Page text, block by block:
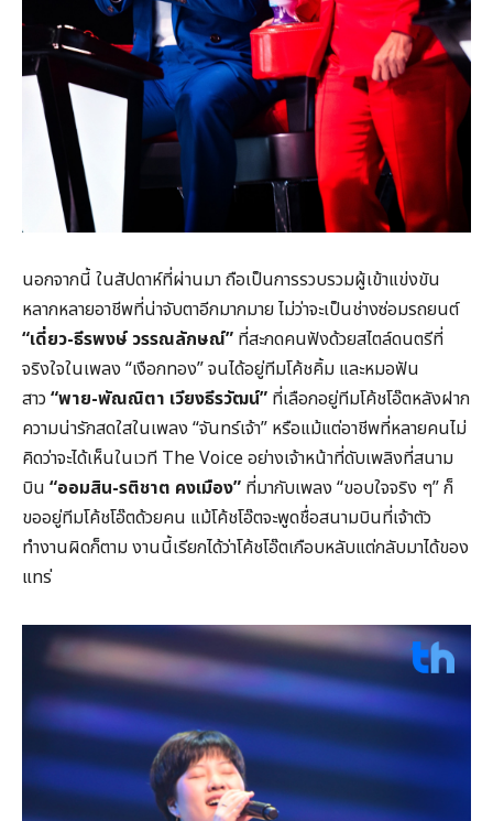
นอกจากนี้ ในสัปดาห์ที่ผ่านมา ถือเป็นการรวบรวมผู้เข้าแข่งขัน
หลากหลายอาชีพที่น่าจับตาอีกมากมาย ไม่ว่าจะเป็นช่างซ่อมรถยนต์
“เดี่ยว-ธีรพงษ์ วรรณลักษณ์” ที่สะกดคนฟังด้วยสไตล์ดนตรีที่
จริงใจในเพลง “เงือกทอง” จนได้อยู่ทีมโค้ชคิ้ม และหมอฟัน
สาว “พาย-พัณณิตา เวียงธีรวัฒน์” ที่เลือกอยู่ทีมโค้ชโอ๊ตหลังฝาก
ความน่ารักสดใสในเพลง “จันทร์เจ้า” หรือแม้แต่อาชีพที่หลายคนไม่
คิดว่าจะได้เห็นในเวที The Voice อย่างเจ้าหน้าที่ดับเพลิงที่สนาม
บิน “ออมสิน-รติชาต คงเมือง” ที่มากับเพลง “ขอบใจจริง ๆ”ก็
ขออยู่ทีมโค้ชโอ๊ตด้วยคน แม้โค้ชโอ๊ตจะพูดชื่อสนามบินที่เจ้าตัว
ทำงานผิดก็ตาม งานนี้เรียกได้ว่าโค้ชโอ๊ตเกือบหลับแต่กลับมาได้ของ
แทร่